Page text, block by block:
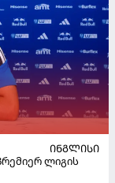
ᲘᲜᲒᲚᲘᲡᲘ
ლიგის